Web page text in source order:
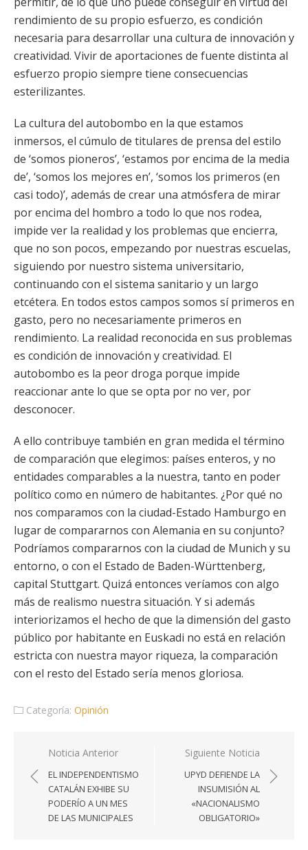
rendimiento de su propio esfuerzo, es condición
necesaria para desarrollar una cultura de innovación y
creatividad. Vivir de aportaciones de fuente distinta al
esfuerzo propio siempre tiene consecuencias
esterilizantes.
La cultura del autobombo en la que estamos
inmersos, el cúmulo de titulares de prensa del estilo
de ‘somos pioneros’, ‘estamos por encima de la media
de’, ‘somos los mejores en’, ‘somos los primeros (en
casi todo)’, además de crear una atmósfera de mirar
por encima del hombro a todo lo que nos rodea,
impide ver la realidad y los problemas que encierra,
que no son pocos, empezando por nuestras escuelas,
siguiendo por nuestro sistema universitario,
continuando con el sistema sanitario y un largo
etcétera. En todos estos campos somos sí primeros en
gasto, pero no necesariamente primeros en
rendimiento. La realidad reconocida en sus problemas
es condición de innovación y creatividad. El
autobombo es la peor droga porque impide
reaccionar ante lo que se opta por no ver, por
desconocer.
A ello contribuye también en gran medida el término
de comparación que elegimos: países enteros, y no
entidades comparables a la nuestra, tanto en poder
político como en número de habitantes. ¿Por qué no
nos comparamos con la ciudad-Estado Hamburgo en
lugar de compararnos con Alemania en su conjunto?
Podríamos compararnos con la ciudad de Munich y su
entorno, o con el Estado de Baden-Württenberg,
capital Stuttgart. Quizá entonces veríamos con algo
más de realismo nuestra situación. Y si además
interiorizamos el hecho de que la dimensión del gasto
público por habitante en Euskadi no está en relación
estricta con nuestra mayor riqueza, la comparación
con el resto del Estado sería menos gloriosa.
Categoría: Opinión
Navegación
de
entradas
Noticia Anterior
EL INDEPENDENTISMO
CATALÁN EXHIBE SU
PODERÍO A UN MES
DE LAS MUNICIPALES
Siguiente Noticia
UPYD DEFIENDE LA
INSUMISIÓN AL
«NACIONALISMO
OBLIGATORIO»